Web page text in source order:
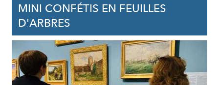
MINI CONFÉTIS EN FEUILLES
D'ARBRES